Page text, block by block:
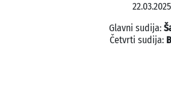
Glavni sudija:
Četvrti sudija: